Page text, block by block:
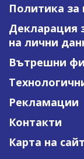
Политика за
Декларация
на лични
Вътрешни
Рекламации
Контакти
Карта на